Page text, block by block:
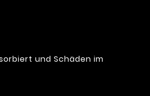
und Schäden im